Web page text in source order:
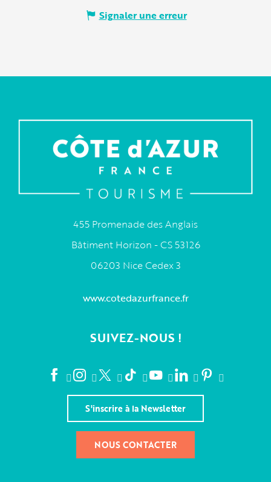
Signaler une erreur
455 Promenade des Anglais
Bâtiment Horizon - CS 53126
06203 Nice Cedex 3
www.cotedazurfrance.fr
SUIVEZ-NOUS !
S'inscrire à la Newsletter
NOUS CONTACTER